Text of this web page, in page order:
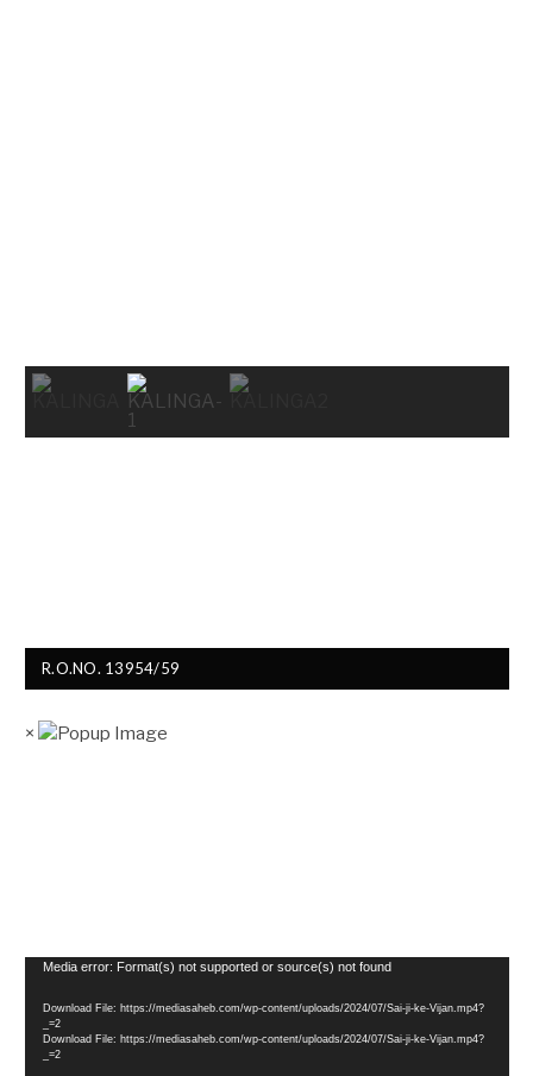
R.O.NO. 13954/59
×
Video
Media error: Format(s) not supported or source(s) not found
Download File: https://mediasaheb.com/wp-content/uploads/2024/07/Sai-ji-ke-Vijan.mp4?
_=2
Download File: https://mediasaheb.com/wp-content/uploads/2024/07/Sai-ji-ke-Vijan.mp4?
_=2